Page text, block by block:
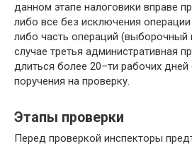
данном этапе налоговики вправе
либо все без исключения
либо часть операций
случае третья административная
длиться более 20–ти рабочих
поручения на проверку.
Этапы проверки
Перед проверкой инспекторы